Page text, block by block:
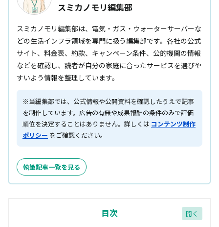
スミカノモリ編集部
スミカノモリ編集部は、電気・ガス・ウォーターサーバーな
どの生活インフラ領域を専門に扱う編集部です。各社の公式
サイト、料金表、約款、キャンペーン条件、公的機関の情報
などを確認し、読者が自分の家庭に合ったサービスを選びや
すいよう情報を整理しています。
※当編集部では、公式情報や公開資料を確認したうえで記事
を制作しています。広告の有無や成果報酬の条件のみで評価
順位を決定することはありません。詳しくは コンテンツ制作
ポリシー をご確認ください。
執筆記事一覧を見る
目次